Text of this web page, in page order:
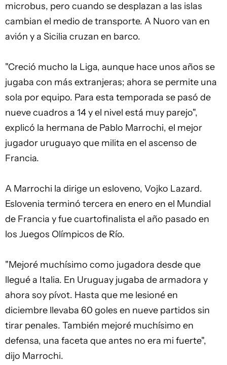
microbus, pero cuando se desplazan a las islas
cambian el medio de transporte. A Nuoro van en
avión y a Sicilia cruzan en barco.
"Creció mucho la Liga, aunque hace unos años se
jugaba con más extranjeras; ahora se permite una
sola por equipo. Para esta temporada se pasó de
nueve cuadros a 14 y el nivel está muy parejo",
explicó la hermana de Pablo Marrochi, el mejor
jugador uruguayo que milita en el ascenso de
Francia.
A Marrochi la dirige un esloveno, Vojko Lazard.
Eslovenia terminó tercera en enero en el Mundial
de Francia y fue cuartofinalista el año pasado en
los Juegos Olímpicos de Río.
"Mejoré muchísimo como jugadora desde que
llegué a Italia. En Uruguay jugaba de armadora y
ahora soy pívot. Hasta que me lesioné en
diciembre llevaba 60 goles en nueve partidos sin
tirar penales. También mejoré muchísimo en
defensa, una faceta que antes no era mi fuerte",
dijo Marrochi.